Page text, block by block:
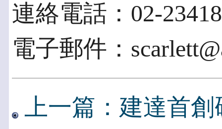
連絡電話：02-
電子郵件：
上一篇：建達首